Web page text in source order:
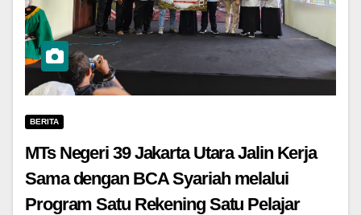
BERITA
MTs Negeri 39 Jakarta Utara Jalin Kerja
Sama dengan BCA Syariah melalui
Program Satu Rekening Satu Pelajar